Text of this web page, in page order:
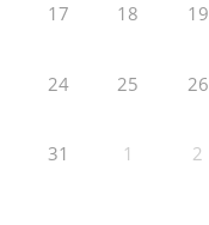
17 18 19
24 25 26
31 1 2